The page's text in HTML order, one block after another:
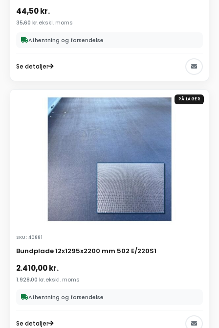
44,50kr.
35,60 kr.ekskl. moms
Afhentning og forsendelse
Se detaljer
PÅ LAGER
SKU: 40881
Bundplade 12x1295x2200 mm 502 E/220S1
2.410,00kr.
1.928,00 kr.ekskl. moms
Afhentning og forsendelse
Se detaljer